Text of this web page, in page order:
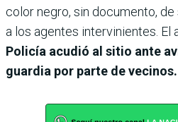
color negro, sin documento,
a los agentes intervinientes. El
Policía acudió al sitio ante
guardia por parte de vecinos.